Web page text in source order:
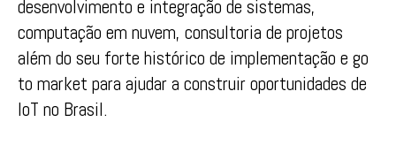
desenvolvimento e integração de sistemas,
computação em nuvem, consultoria de projetos
além do seu forte histórico de implementação e go
to market para ajudar a construir oportunidades de
IoT no Brasil.